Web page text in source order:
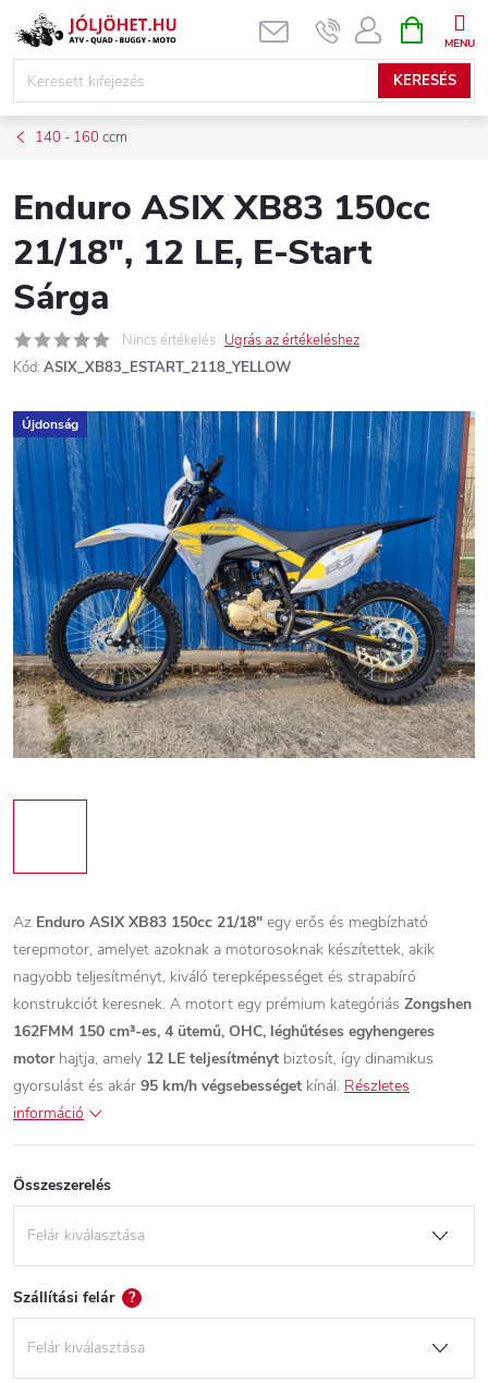
Ugrás
KERESÉS
KOSÁR
140 - 160 ccm
Enduro ASIX XB83 150cc
21/18", 12 LE, E-Start
Sárga
Nincs értékelés Ugrás az értékeléshez
Kód: ASIX_XB83_ESTART_2118_YELLOW
Újdonság
Az Enduro ASIX XB83 150cc 21/18" egy erős és megbízható
terepmotor, amelyet azoknak a motorosoknak készítettek, akik
nagyobb teljesítményt, kiváló terepképességet és strapabíró
konstrukciót keresnek. A motort egy prémium kategóriás Zongshen
162FMM 150 cm³-es, 4 ütemű, OHC, léghűtéses egyhengeres
motorhajtja, amely 12 LE teljesítményt biztosít, így dinamikus
gyorsulást és akár 95 km/h végsebességet kínál. Részletes
információ
Összeszerelés
Szállítási felár ?